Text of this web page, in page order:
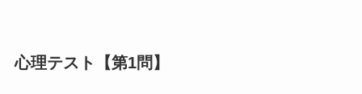
心理テスト【第1問】